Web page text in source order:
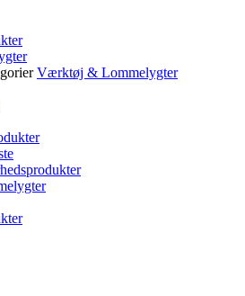
Værktøj & Lommelygter